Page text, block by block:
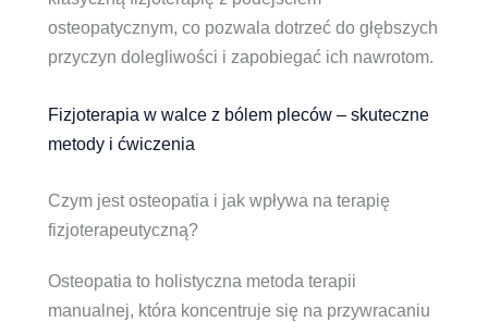
osteopatycznym, co pozwala dotrzeć do głębszych
przyczyn dolegliwości i zapobiegać ich nawrotom.
Fizjoterapia w walce z bólem pleców – skuteczne
metody i ćwiczenia
Czym jest osteopatia i jak wpływa na terapię
fizjoterapeutyczną?
Osteopatia to holistyczna metoda terapii
manualnej, która koncentruje się na przywracaniu